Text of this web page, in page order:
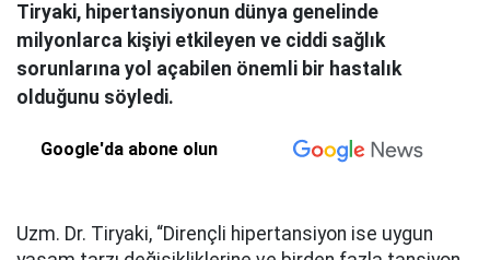
Tiryaki, hipertansiyonun dünya genelinde
milyonlarca kişiyi etkileyen ve ciddi sağlık
sorunlarına yol açabilen önemli bir hastalık
olduğunu söyledi.
Google'da abone olun
Uzm. Dr. Tiryaki, “Dirençli hipertansiyon ise uygun